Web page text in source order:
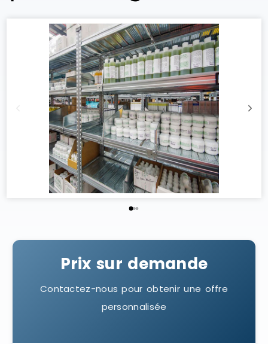
Prix sur demande
Contactez-nous pour obtenir une offre
personnalisée